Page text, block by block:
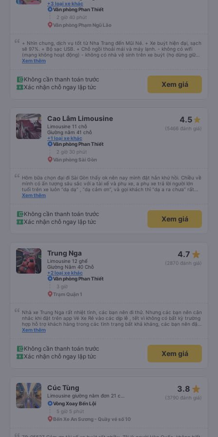
+3 loại xe khác
Văn phòng Phan Thiết
2 giờ 40 phút
Văn phòng Phạm Ngũ Lão
+ Nhìn chung, dịch vụ tốt từ Nha Trang đến Mũi Né. + Xe buýt hiện đại, sạch
sẽ 97%. + Bộ sạc USB. + Chỗ ngồi thoải mái và máy lạnh. - không có wifi
(mạng không hoạt động) - không có nhà vệ sinh trên xe buýt (họ dừng giữa
chừng) Họ gọi cho tôi và nói với tôi rằng xe buýt sẽ khởi hành sớm 45 phút
đường cao tốc nhanh, mới, hiện đại phục vụ tuyến đường này mà lái xe trên
những con đường nhỏ, chậm rãi. Nếu họ sử dụng đường cao tốc và không
dừng quá lâu ở phần còn lại trên đỉnh, tôi nghĩ thời gian di chuyển có thể
Xem thêm
Không cần thanh toán trước
Xác nhận chỗ ngay lập tức
Xem giá
Cao Lâm Limousine
Limousine 11 chỗ
Giường nằm 41 chỗ
+1 loại xe khác
4.5
(5466 đánh giá)
Văn phòng Phan Thiết
2 giờ 30 phút
Văn phòng Sài Gòn
Hôm bữa chọn đại đi Sài Gòn thấy ok nên nay mình đặt hẳn khứ hồi. Chiều về
mình có ấn tượng sâu sắc với a tài xế và phụ xe, a phụ xe trả lời người lớn
tuổi trên xe luôn “dạ dạ” , “dạ cảm ơn”, và gọi khách thì “dạ a ra chưa” rất
lịch sự, lúc giải thích cho khách thì cân cần nhẹ nhàng, anh tài xế thì chạy
bị mệt dữ lắm. Mình cảm thấy các anh rất có tâm với nghề và có năng lượng
tích cực dù cho công việc vất vả. Dù đi cẩn thận nhưng trả khách đúng giờ,
sẽ ủng hộ nhà xe tiếp ạ
Xem thêm
Không cần thanh toán trước
Xác nhận chỗ ngay lập tức
Xem giá
Trung Nga
Limousine 12 ghế
Giường Nằm 40 Chỗ
+2 loại xe khác
4.7 star_rate
(2870 đánh giá)
Văn phòng Phan Thiết
3 giờ
Trạm Quận 1
Nhà xe Trung Nga rất nhiệt tình, các bạn nên đi thử. Nhưng các bạn nên cân
nhắc khi đặt trên app Vé Xe Rẻ vào các dịp lễ , tết vì không có bất kỳ trường
hợp hỗ trợ khách hàng trong các tình trạng bất khả kháng, các bạn nên đặt
trực tiếp với nhà xe sẽ an toàn hơn.
Xem thêm
Không cần thanh toán trước
Xác nhận chỗ ngay lập tức
Xem giá
Cúc Tùng 3.8 star_rate
(3790 đánh giá)
Vòng Xoay Bến Lội
5 giờ 5 phút
Bến Xe An Sương - Quầy vé số 10